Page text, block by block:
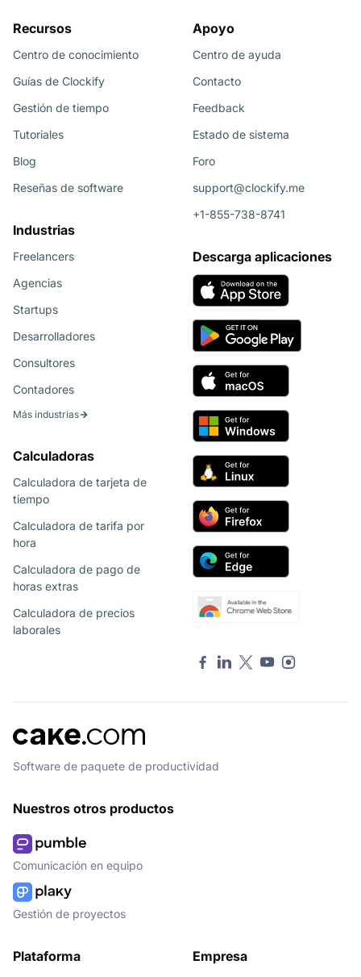
Recursos
Centro de conocimiento
Guías de Clockify
Gestión de tiempo
Tutoriales
Blog
Reseñas de software
Industrias
Freelancers
Agencias
Startups
Desarrolladores
Consultores
Contadores
Más industrias
Calculadoras
Calculadora de tarjeta de
tiempo
Calculadora de tarifa por
hora
Calculadora de pago de
horas extras
Calculadora de precios
laborales
Apoyo
Centro de ayuda
Contacto
Feedback
Estado de sistema
Foro
support@clockify.me
+1-855-738-8741
Descarga aplicaciones
Software de paquete de productividad
Nuestros otros productos
Comunicación en equipo
Gestión de proyectos
Plataforma Empresa